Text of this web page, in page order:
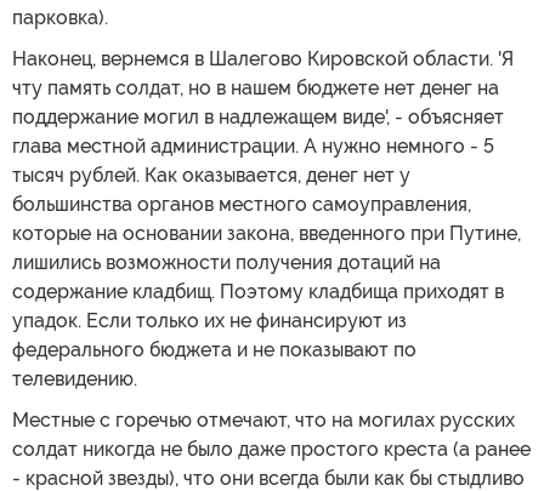
парковка).
Наконец, вернемся в Шалегово Кировской области. 'Я
чту память солдат, но в нашем бюджете нет денег на
поддержание могил в надлежащем виде', - объясняет
глава местной администрации. А нужно немного - 5
тысяч рублей. Как оказывается, денег нет у
большинства органов местного самоуправления,
которые на основании закона, введенного при Путине,
лишились возможности получения дотаций на
содержание кладбищ. Поэтому кладбища приходят в
упадок. Если только их не финансируют из
федерального бюджета и не показывают по
телевидению.
Местные с горечью отмечают, что на могилах русских
солдат никогда не было даже простого креста (а ранее
- красной звезды), что они всегда были как бы стыдливо